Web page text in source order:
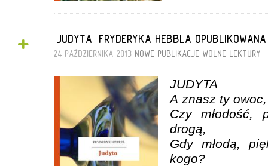
+ „JUDYTA” FRYDERYKA HEBBLA OPUBLIKOWANA
24 PAŹDZIERNIKA 2013 NOWE PUBLIKACJE WOLNE LEKTURY
JUDYTA
A znasz ty
Czy młodość,
drogą,
Gdy młodą,
kogo?